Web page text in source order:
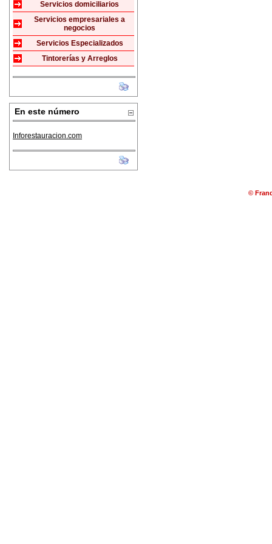
Servicios domiciliarios
Servicios empresariales a
negocios
Servicios Especializados
Tintorerías y Arreglos
En este número
Inforestauracion.com
©